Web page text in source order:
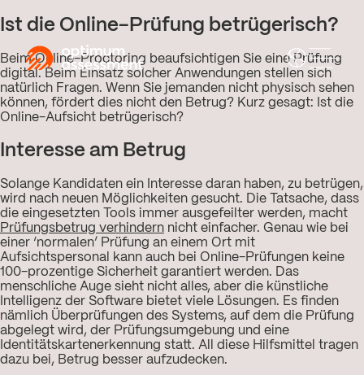
Ist die Online-Prüfung betrügerisch?
Beim Online-Proctoring beaufsichtigen Sie eine Prüfung
digital. Beim Einsatz solcher Anwendungen stellen sich
natürlich Fragen. Wenn Sie jemanden nicht physisch sehen
können, fördert dies nicht den Betrug? Kurz gesagt: Ist die
Online-Aufsicht betrügerisch?
Interesse am Betrug
Solange Kandidaten ein Interesse daran haben, zu betrügen,
wird nach neuen Möglichkeiten gesucht. Die Tatsache, dass
die eingesetzten Tools immer ausgefeilter werden, macht
Prüfungsbetrug verhindern nicht einfacher. Genau wie bei
einer ‘normalen’ Prüfung an einem Ort mit
Aufsichtspersonal kann auch bei Online-Prüfungen keine
100-prozentige Sicherheit garantiert werden. Das
menschliche Auge sieht nicht alles, aber die künstliche
Intelligenz der Software bietet viele Lösungen. Es finden
nämlich Überprüfungen des Systems, auf dem die Prüfung
abgelegt wird, der Prüfungsumgebung und eine
Identitätskartenerkennung statt. All diese Hilfsmittel tragen
dazu bei, Betrug besser aufzudecken.